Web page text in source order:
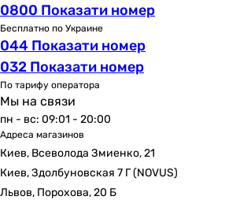
настенный
настенный
однорычажный
однорычажный
однорычажный
однорычажный
однорычажный
однорычажный
двухвентильный
0800 Показати номер
Бесплатно по Украине
044 Показати номер
032 Показати номер
По тарифу оператора
Мы на связи
пн - вс: 09:01 - 20:00
Адреса магазинов
Киев, Всеволода Змиенко, 21
Киев, Здолбуновская 7 Г (NOVUS)
Львов, Порохова, 20 Б